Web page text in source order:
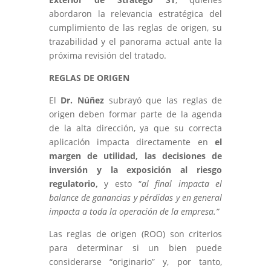
abordaron la relevancia estratégica del
cumplimiento de las reglas de origen, su
trazabilidad y el panorama actual ante la
próxima revisión del tratado.
REGLAS DE ORIGEN
El Dr. Núñezsubrayó que las reglas de
origen deben formar parte de la agenda
de la alta dirección, ya que su correcta
aplicación impacta directamente enel
margen de utilidad, las decisiones de
inversión y la exposición al riesgo
regulatorio,y esto “al final impacta el
balance de ganancias y pérdidas y en general
impacta a toda la operación de la empresa.”
Las reglas de origen (ROO) son criterios
para determinar si un bien puede
considerarse “originario” y, por tanto,